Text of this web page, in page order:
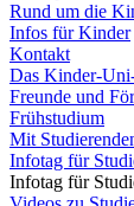
Rund um die
Infos für Kinder
Kontakt
Das Kinder-
Freunde und
Frühstudium
Mit
Infotag für
Infotag für